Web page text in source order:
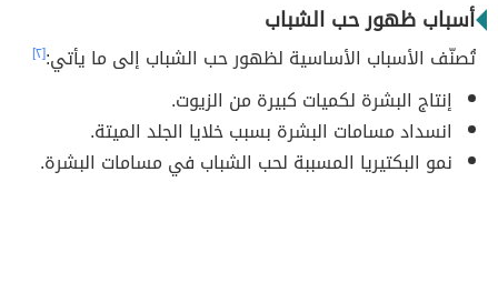
أسباب ظهور حب الشباب
تُصنّف الأسباب الأساسية لظهور حب الشباب إلى ما يأتي:[٢]
إنتاج البشرة لكميات كبيرة من الزيوت.
انسداد مسامات البشرة بسبب خلايا الجلد الميتة.
نمو البكتيريا المسببة لحب الشباب في مسامات البشرة.